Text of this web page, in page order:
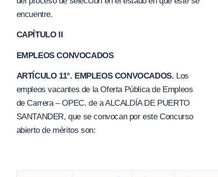
encuentre.
CAPÍTULO II
EMPLEOS CONVOCADOS
ARTÍCULO 11°. EMPLEOS CONVOCADOS. Los
empleos vacantes de la Oferta Pública de Empleos
de Carrera – OPEC. de a ALCALDÍA DE PUERTO
SANTANDER, que se convocan por este Concurso
abierto de méritos son: